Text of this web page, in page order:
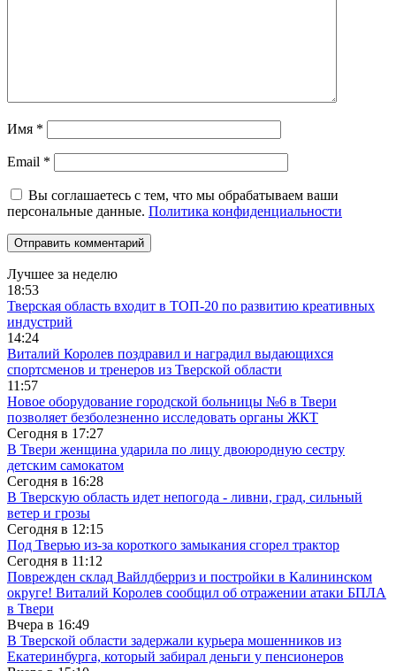
Имя *
Email *
Вы соглашаетесь с тем, что мы обрабатываем ваши
персональные данные. Политика конфиденциальности
Лучшее за неделю
18:53
Тверская область входит в ТОП-20 по развитию креативных
индустрий
14:24
Виталий Королев поздравил и наградил выдающихся
спортсменов и тренеров из Тверской области
11:57
Новое оборудование городской больницы №6 в Твери
позволяет безболезненно исследовать органы ЖКТ
Сегодня в 17:27
В Твери женщина ударила по лицу двоюродную сестру
детским самокатом
Сегодня в 16:28
В Тверскую область идет непогода - ливни, град, сильный
ветер и грозы
Сегодня в 12:15
Под Тверью из-за короткого замыкания сгорел трактор
Сегодня в 11:12
Поврежден склад Вайлдберриз и постройки в Калининском
округе! Виталий Королев сообщил об отражении атаки БПЛА
в Твери
Вчера в 16:49
В Тверской области задержали курьера мошенников из
Екатеринбурга, который забирал деньги у пенсионеров